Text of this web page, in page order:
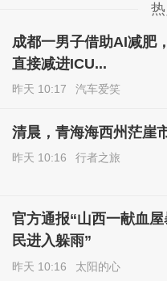
成都一男子借助AI减肥
直接减进ICU...
昨天 10:17 汽车爱笑
清晨，青海海西州茫崖
昨天 10:16 行者之旅
官方通报“山西一献血
民进入躲雨”
昨天 10:16 太阳的心